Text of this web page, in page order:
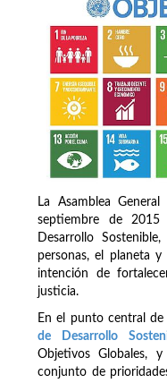
La Asamblea
septiembre de
Desarrollo
personas, el planeta
intención de
justicia.
En el punto central
de Desarrollo
Objetivos Globales,
conjunto de